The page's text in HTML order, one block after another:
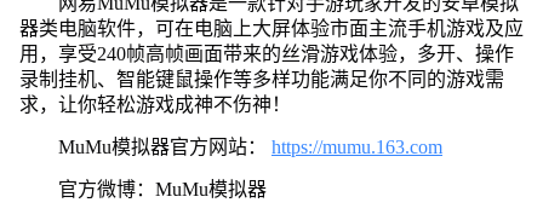
器类电脑软件，可在电脑上大屏体验市面主流手机游戏及应
用，享受240帧高帧画面带来的丝滑游戏体验，多开、操作
录制挂机、智能键鼠操作等多样功能满足你不同的游戏需
求，让你轻松游戏成神不伤神！
MuMu模拟器官方网站： https://mumu.163.com
官方微博：MuMu模拟器